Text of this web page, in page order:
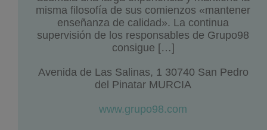
misma filosofía de sus comienzos «mantener
enseñanza de calidad». La continua
supervisión de los responsables de Grupo98
consigue […]
Avenida de Las Salinas, 1 30740 San Pedro
del Pinatar MURCIA
www.grupo98.com